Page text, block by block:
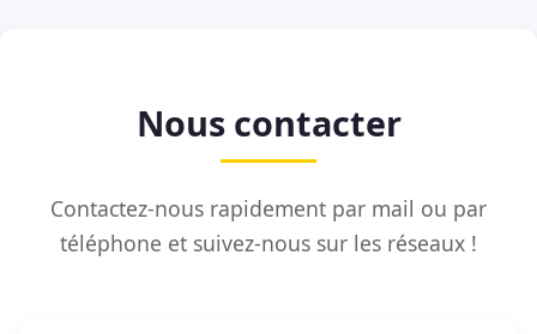
Nous contacter
Contactez-nous rapidement par mail ou par
téléphone et suivez-nous sur les réseaux !